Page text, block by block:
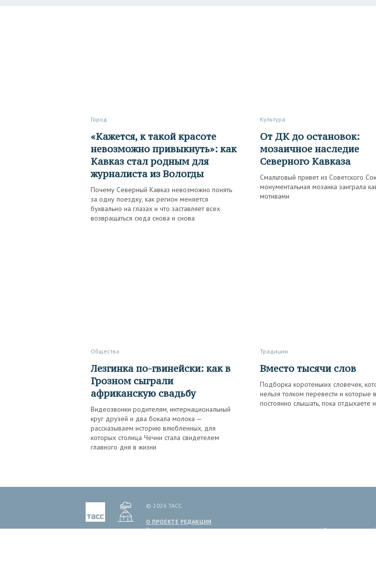
Город
«Кажется, к такой красоте
невозможно привыкнуть»: как
Кавказ стал родным для
журналиста из Вологды
Почему Северный Кавказ невозможно понять
за одну поездку, как регион меняется
буквально на глазах и что заставляет всех
возвращаться сюда снова и снова
Культура
От ДК до остановок:
мозаичное наследие
Северного Кавказа
Смальтовый привет из Советского
монументальная мозаика заиграла
мотивами
Общество
Лезгинка по-гвинейски: как в
Грозном сыграли
африканскую свадьбу
Видеозвонки родителям, интернациональный
круг друзей и два бокала молока —
рассказываем историю влюбленных, для
которых столица Чечни стала свидетелем
главного дня в жизни
Традиции
Вместо тысячи слов
Подборка коротеньких словечек,
нельзя толком перевести и которые
постоянно слышать, пока отдыхаете
© 2026 ТАСС
О ПРОЕКТЕ РЕДАКЦИЯ
Все права на материалы и произведения, размещенные на сайте, принадлежат